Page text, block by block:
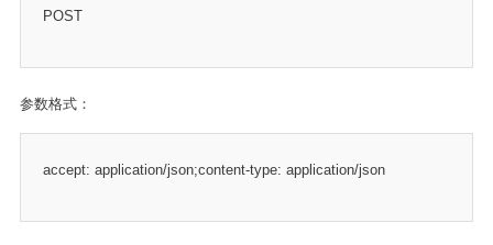
POST
参数格式：
accept: application/json;content-type: application/json